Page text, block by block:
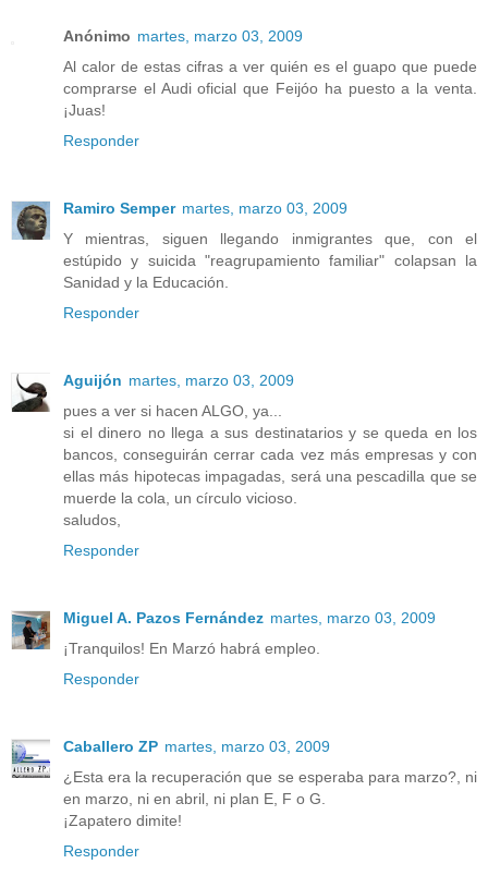
Anónimo martes, marzo 03, 2009
Al calor de estas cifras a ver quién es el guapo que puede
comprarse el Audi oficial que Feijóo ha puesto a la venta.
¡Juas!
Responder
Ramiro Semper martes, marzo 03, 2009
Y mientras, siguen llegando inmigrantes que, con el
estúpido y suicida "reagrupamiento familiar" colapsan la
Sanidad y la Educación.
Responder
Aguijón martes, marzo 03, 2009
pues a ver si hacen ALGO, ya...
si el dinero no llega a sus destinatarios y se queda en los
bancos, conseguirán cerrar cada vez más empresas y con
ellas más hipotecas impagadas, será una pescadilla que se
muerde la cola, un círculo vicioso.
saludos,
Responder
Miguel A. Pazos Fernández martes, marzo 03, 2009
¡Tranquilos! En Marzó habrá empleo.
Responder
Caballero ZP martes, marzo 03, 2009
¿Esta era la recuperación que se esperaba para marzo?, ni
en marzo, ni en abril, ni plan E, F o G.
¡Zapatero dimite!
Responder